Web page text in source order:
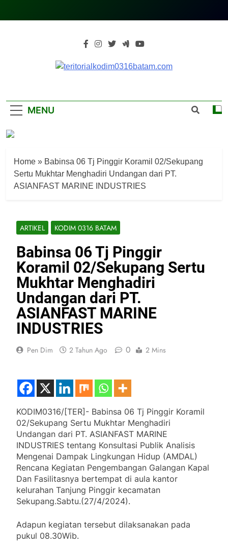
MENU
Home » Babinsa 06 Tj Pinggir Koramil 02/Sekupang
Sertu Mukhtar Menghadiri Undangan dari PT.
ASIANFAST MARINE INDUSTRIES
ARTIKEL KODIM 0316 BATAM
Babinsa 06 Tj Pinggir
Koramil 02/Sekupang Sertu
Mukhtar Menghadiri
Undangan dari PT.
ASIANFAST MARINE
INDUSTRIES
Pen Dim 2 Tahun Ago 0 2 Mins
KODIM0316/[TER]- Babinsa 06 Tj Pinggir Koramil
02/Sekupang Sertu Mukhtar Menghadiri
Undangan dari PT. ASIANFAST MARINE
INDUSTRIES tentang Konsultasi Publik Analisis
Mengenai Dampak Lingkungan Hidup (AMDAL)
Rencana Kegiatan Pengembangan Galangan Kapal
Dan Fasilitasnya bertempat di aula kantor
kelurahan Tanjung Pinggir kecamatan
Sekupang.Sabtu.(27/4/2024).
Adapun kegiatan tersebut dilaksanakan pada
pukul 08.30Wib.